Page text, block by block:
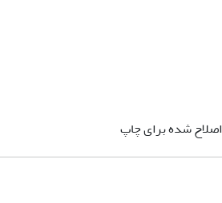
اصلاح شده برای چاپ